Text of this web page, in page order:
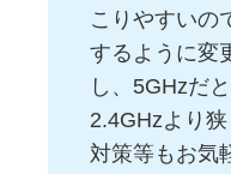
こりやすいの
するように変
し、5GHzだ
2.4GHzより狭
対策等もお気